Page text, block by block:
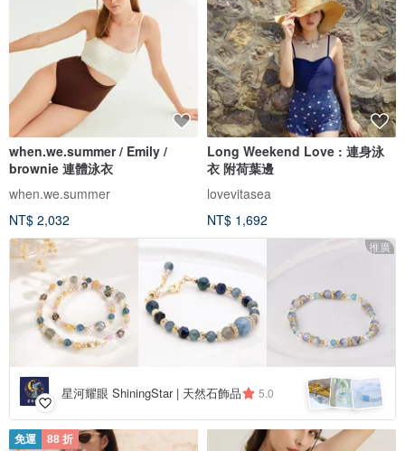
when.we.summer / Emily /
brownie 連體泳衣
when.we.summer
NT$ 2,032
Long Weekend Love : 連身泳
衣 附荷葉邊
lovevitasea
NT$ 1,692
推廣
星河耀眼 ShiningStar | 天然石飾品 5.0
免運 88 折